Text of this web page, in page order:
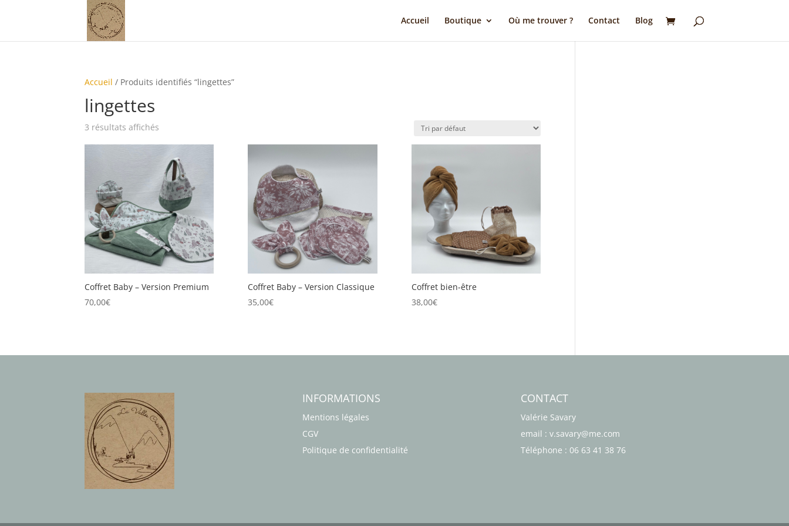
Accueil Boutique Où me trouver ? Contact Blog
Accueil / Produits identifiés “lingettes”
lingettes
3 résultats affichés
Coffret Baby – Version Premium
70,00€
Coffret Baby – Version Classique
35,00€
Coffret bien-être
38,00€
INFORMATIONS
Mentions légales
CGV
Politique de confidentialité
CONTACT
Valérie Savary
email : v.savary@me.com
Téléphone : 06 63 41 38 76